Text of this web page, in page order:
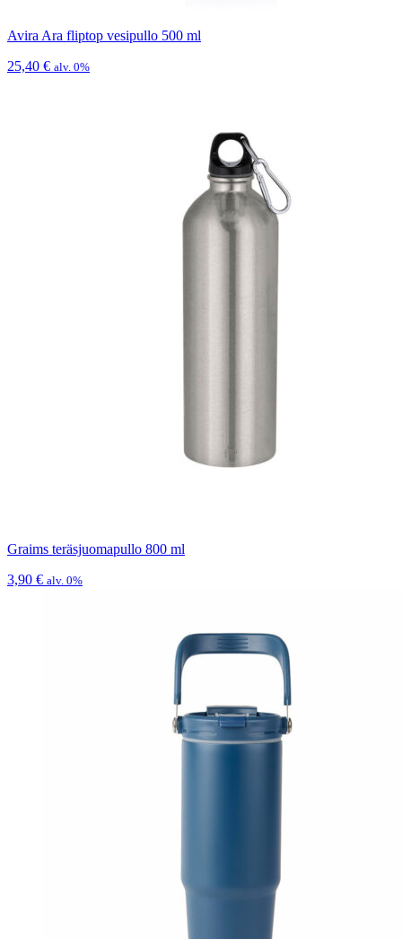
Avira Ara fliptop vesipullo 500 ml
25,40 € alv. 0%
Graims teräsjuomapullo 800 ml
3,90 € alv. 0%